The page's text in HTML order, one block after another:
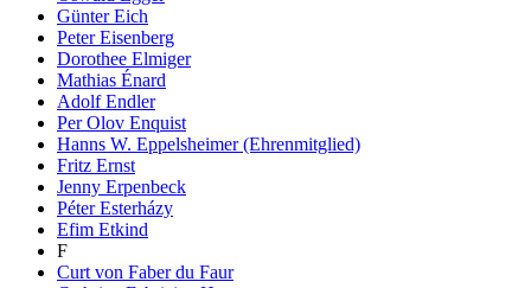
Günter Eich
Peter Eisenberg
Dorothee Elmiger
Mathias Énard
Adolf Endler
Per Olov Enquist
Hanns W. Eppelsheimer (Ehrenmitglied)
Fritz Ernst
Jenny Erpenbeck
Péter Esterházy
Efim Etkind
F
Curt von Faber du Faur